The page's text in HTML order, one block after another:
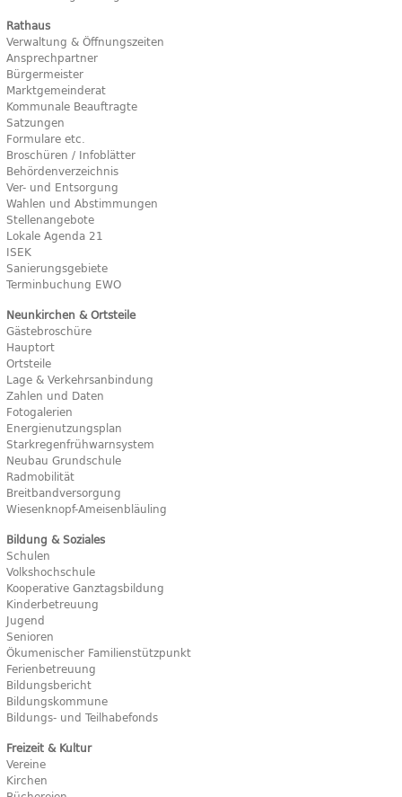
Rathaus
Verwaltung & Öffnungszeiten
Ansprechpartner
Bürgermeister
Marktgemeinderat
Kommunale Beauftragte
Satzungen
Formulare etc.
Broschüren / Infoblätter
Behördenverzeichnis
Ver- und Entsorgung
Wahlen und Abstimmungen
Stellenangebote
Lokale Agenda 21
ISEK
Sanierungsgebiete
Terminbuchung EWO
Neunkirchen & Ortsteile
Gästebroschüre
Hauptort
Ortsteile
Lage & Verkehrsanbindung
Zahlen und Daten
Fotogalerien
Energienutzungsplan
Starkregenfrühwarnsystem
Neubau Grundschule
Radmobilität
Breitbandversorgung
Wiesenknopf-Ameisenbläuling
Bildung & Soziales
Schulen
Volkshochschule
Kooperative Ganztagsbildung
Kinderbetreuung
Jugend
Senioren
Ökumenischer Familienstützpunkt
Ferienbetreuung
Bildungsbericht
Bildungskommune
Bildungs- und Teilhabefonds
Freizeit & Kultur
Vereine
Kirchen